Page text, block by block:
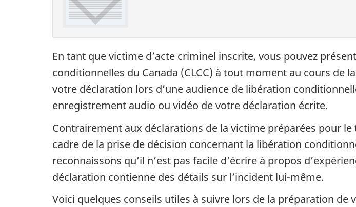
En tant que victime d’acte criminel inscrite, vous pouvez
conditionnelles du Canada (CLCC) à tout moment au cours de
votre déclaration lors d’une audience de libération
enregistrement audio ou vidéo de votre déclaration écrite.
Contrairement aux déclarations de la victime préparées pour
cadre de la prise de décision concernant la libération
reconnaissons qu’il n’est pas facile d’écrire à propos
déclaration contienne des détails sur l’incident lui-même.
Voici quelques conseils utiles à suivre lors de la préparation de